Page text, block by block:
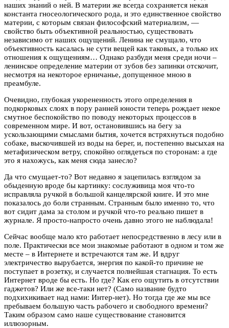
наших знаний о ней. В материи же всегда сохраняется некая
константа гносеологического рода, и это единственное свойство
материи, с которым связан философский материализм, —
свойство быть объективной реальностью, существовать
независимо от наших ощущений. Ленина не смущало, что
объективность касалась не сути вещей как таковых, а только их
отношения к ощущениям… Однако разбуди меня среди ночи –
ленинское определение материи от зубов без запинки отскочит,
несмотря на некоторое ерничанье, допущенное мною в
преамбуле.
Очевидно, глубокая укорененность этого определения в
подкорковых слоях в пору ранней юности теперь рождает некое
смутное беспокойство по поводу некоторых процессов в
современном мире. И вот, остановившись на бегу за
ускользающими смыслами бытия, хочется встряхнуться подобно
собаке, выскочившей из воды на берег, и, постепенно высыхая на
метафизическом ветру, спокойно оглядеться по сторонам: а где
это я нахожусь, как меня сюда занесло?
Да что смущает-то? Вот недавно я зацепилась взглядом за
обыденную вроде бы картинку: сослуживица моя что-то
исправляла ручкой в большой канцелярской книге. И это мне
показалось до боли странным. Странным было именно то, что
вот сидит дама за столом и ручкой что-то реально пишет в
журнале. Я просто-напросто очень давно этого не наблюдала!
Сейчас вообще мало кто работает непосредственно в лесу или в
поле. Практически все мои знакомые работают в одном и том же
месте – в Интернете и встречаются там же. И вдруг
электричество вырубается, энергия по какой-то причине не
поступает в розетку, и случается полнейшая стагнация. То есть
Интернет вроде бы есть. Но где? Как его ощутить в отсутствии
гаджетов? Или же все-таки нет? (Само название будто
подхихикивает над нами: Интер-нет). Но тогда где же мы все
пребываем большую часть рабочего и свободного времени?
Таким образом само наше существование становится
иллюзорным.